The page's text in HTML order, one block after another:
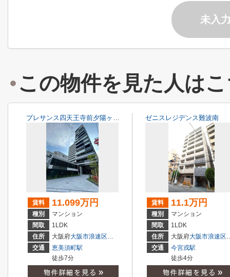
未入
この物件を見た人は
プレサンス四天王寺前夕陽ヶ丘 凛宮
賃料 11.099万円
種別
マンション
間取
1LDK
住所
大阪府大阪市浪速区下寺
３丁目
交通
恵美須町駅
徒歩7分
ゼニスレジデンス難波南
賃料 11.1万円
種別
マンション
間取
1LDK
住所
大阪府大阪市浪速区
交通
今宮戎駅
徒歩4分